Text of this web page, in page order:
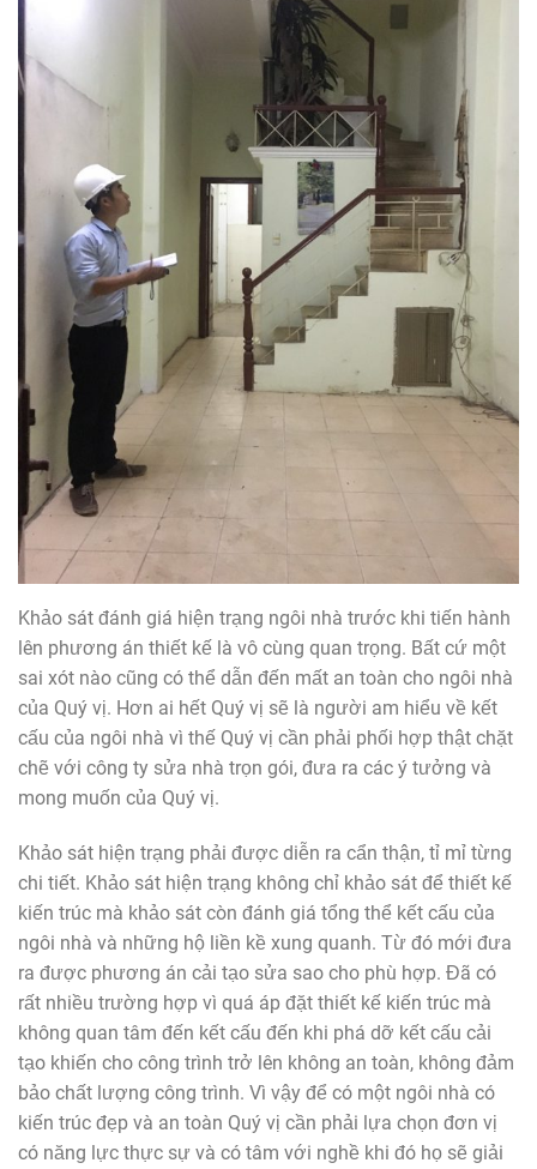
Khảo sát đánh giá hiện trạng ngôi nhà trước khi tiến hành
lên phương án thiết kế là vô cùng quan trọng. Bất cứ một
sai xót nào cũng có thể dẫn đến mất an toàn cho ngôi nhà
của Quý vị. Hơn ai hết Quý vị sẽ là người am hiểu về kết
cấu của ngôi nhà vì thế Quý vị cần phải phối hợp thật chặt
chẽ với công ty sửa nhà trọn gói, đưa ra các ý tưởng và
mong muốn của Quý vị.
Khảo sát hiện trạng phải được diễn ra cẩn thận, tỉ mỉ từng
chi tiết. Khảo sát hiện trạng không chỉ khảo sát để thiết kế
kiến trúc mà khảo sát còn đánh giá tổng thể kết cấu của
ngôi nhà và những hộ liền kề xung quanh. Từ đó mới đưa
ra được phương án cải tạo sửa sao cho phù hợp. Đã có
rất nhiều trường hợp vì quá áp đặt thiết kế kiến trúc mà
không quan tâm đến kết cấu đến khi phá dỡ kết cấu cải
tạo khiến cho công trình trở lên không an toàn, không đảm
bảo chất lượng công trình. Vì vậy để có một ngôi nhà có
kiến trúc đẹp và an toàn Quý vị cần phải lựa chọn đơn vị
có năng lực thực sự và có tâm với nghề khi đó họ sẽ giải